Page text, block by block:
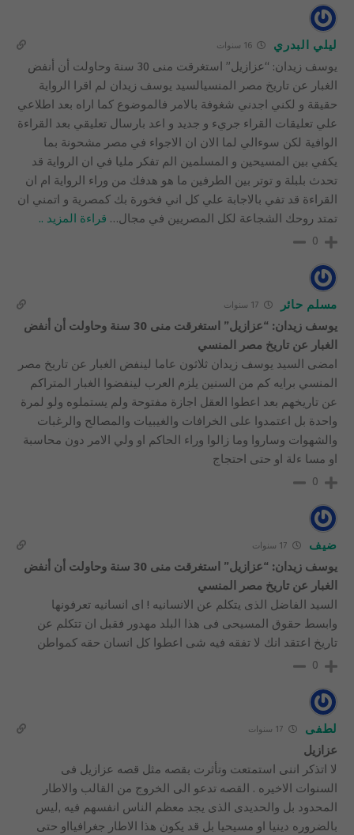
ليلي البدري 16 سنوات
يوسف زيدان: “عزازيل” استغرقت منى 30 سنة وحاولت أن أنفض
الغبار عن تاريخ مصر المنسيالسيد يوسف زيدان لم اقرا الرواية
حقيقة و لكني اجدني شغوفة بالامر فالموضوع كما اراه بعد اطلاعي
علي تعليقات القراء جريء و جديد و اعد بارسال تعليقي بعد القراءة
الوافية لكن سوءالي لما الان ان الاجواء في مصر مشحونة بما
يكفي بين المسيحين و المسلمين الم تفكر مليا في ان الرواية قد
تحدث بلبلة و توتر بين الطرفين ما هو هدفك من وراء الرواية ام ان
القراءة قد تفي بالاجابة علي كل اني فخورة بك كمصرية و اتمني ان
تمتد روحك الشجاعة لكل المصريين في مجال… قراءة المزيد ..
0
مسلم حائر 17 سنوات
يوسف زيدان: “عزازيل” استغرقت منى 30 سنة وحاولت أن أنفض
الغبار عن تاريخ مصر المنسي
امضى السيد يوسف زيدان ثلاثون عاما لينفض الغبار عن تاريخ مصر
المنسي برايه كم من السنين يلزم العرب لينفضوا الغبار المتراكم
عن تاريخهم بعد اعطوا العقل اجازة مفتوحة ولم يستملوه ولو لمرة
واحدة بل اعتمدوا على الخرافات والغيبيات والمصالح والرغبات
والشهوات وساروا وما زالوا وراء الحاكم او ولي الامر دون محاسبة
او مسا ءلة او حتى احتجاج
0
ضيف 17 سنوات
يوسف زيدان: “عزازيل” استغرقت منى 30 سنة وحاولت أن أنفض
الغبار عن تاريخ مصر المنسي
السيد الفاضل الذى يتكلم عن الانسانيه ! اى انسانيه تعرفونها
وابسط حقوق المسيحى فى هذا البلد مهدور فقبل ان تتكلم عن
تاريخ اعتقد انك لا تفقه فيه شى اعطوا كل انسان حقه كمواطن
0
لطفى
عزازيل
لا اتذكر اننى استمتعت وتأثرت بقصه مثل قصه عزازيل فى
السنوات الاخيره . القصه تدعو الى الخروج من القالب والاطار
المحدود بل والحديدى الذى يجد معظم الناس انفسهم فيه ,ليس
بالضروره دينيا او مسيحيا بل قد يكون هذا الاطار جغرافيااو حتى